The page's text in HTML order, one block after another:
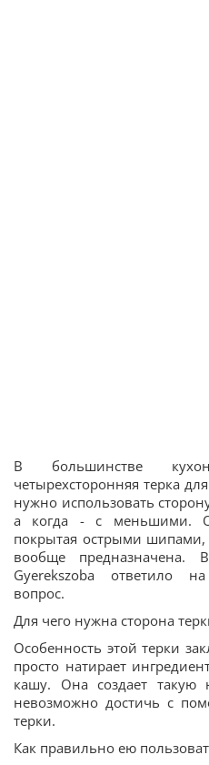
В большинстве
четырехсторонняя терка
нужно использовать
а когда - с меньшими.
покрытая острыми шипами,
вообще
Gyerekszoba ответило
вопрос.
Для чего нужна сторона
Особенность этой терки
просто натирает
кашу. Она создает такую
невозможно достичь с
терки.
Как правильно ею